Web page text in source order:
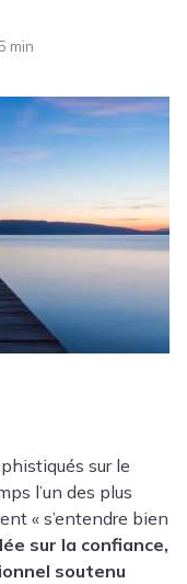
min
sur le
l’un des plus
« s’entendre bien
sur la confiance,
soutenu